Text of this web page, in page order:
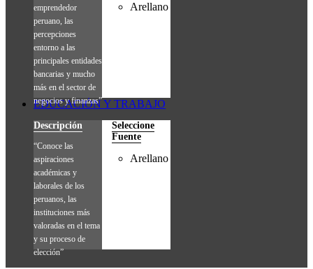
emprendedor
peruano, las
percepciones
entorno a las
principales entidades
bancarias y mucho
más en el sector de
negocios y finanzas”
Arellano
EDUCACIÓN Y TRABAJO
Descripción
“Conoce las
aspiraciones
académicas y
laborales de los
peruanos, las
instituciones más
valoradas en el tema
y su proceso de
elección”
Seleccione
Fuente
Arellano